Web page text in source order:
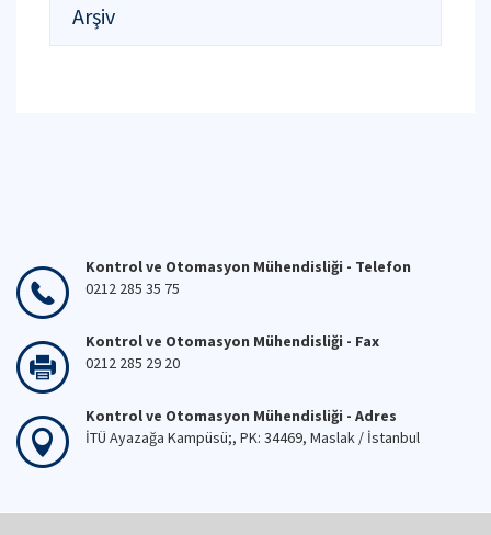
Arşiv
Kontrol ve Otomasyon Mühendisliği - Telefon
0212 285 35 75
Kontrol ve Otomasyon Mühendisliği - Fax
0212 285 29 20
Kontrol ve Otomasyon Mühendisliği - Adres
İTÜ Ayazağa Kampüsü;, PK: 34469, Maslak / İstanbul